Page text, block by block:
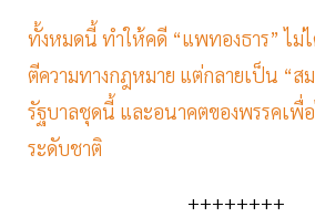
ทั้งหมดนี้ ทำให้คดี “แพทองธาร” ไม่
ตีความทางกฎหมาย แต่กลายเป็น “ส
รัฐบาลชุดนี้ และอนาคตของพรรคเพื่อ
ระดับชาติ
++++++++